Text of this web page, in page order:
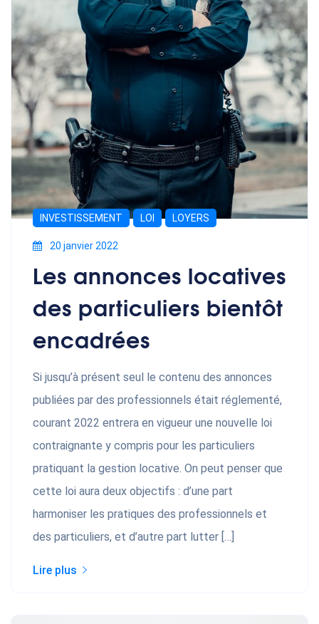
INVESTISSEMENT LOI LOYERS
20 janvier 2022
Les annonces locatives
des particuliers bientôt
encadrées
Si jusqu’à présent seul le contenu des annonces
publiées par des professionnels était réglementé,
courant 2022 entrera en vigueur une nouvelle loi
contraignante y compris pour les particuliers
pratiquant la gestion locative. On peut penser que
cette loi aura deux objectifs : d’une part
harmoniser les pratiques des professionnels et
des particuliers, et d’autre part lutter […]
Lire plus